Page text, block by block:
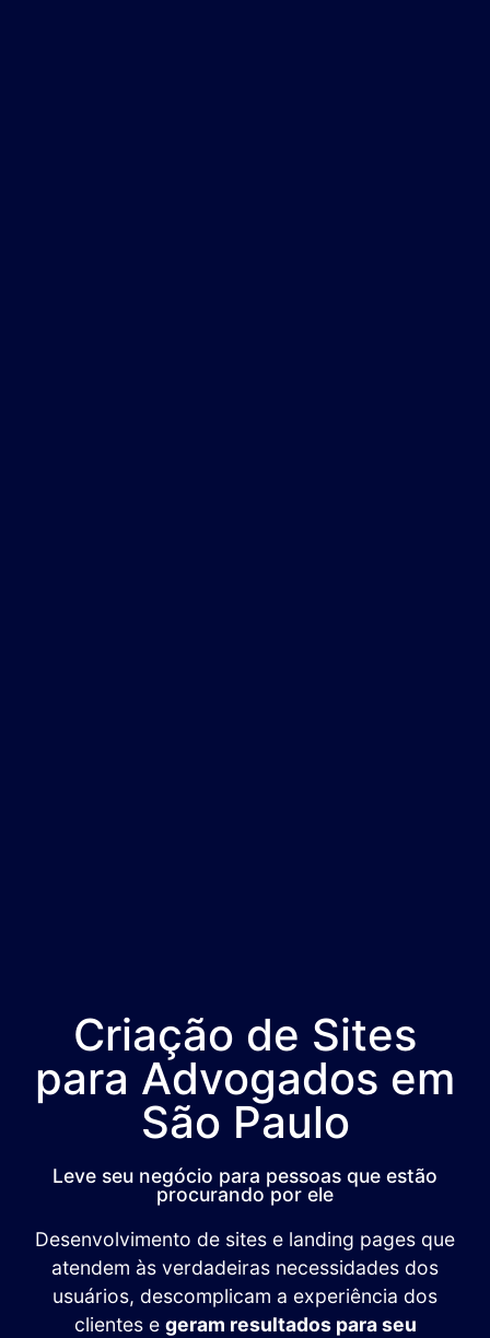
Criação de Sites
para Advogados em
São Paulo
Leve seu negócio para pessoas que estão
procurando por ele
Desenvolvimento de sites e landing pages que
atendem às verdadeiras necessidades dos
usuários, descomplicam a experiência dos
clientes e geram resultados para seu